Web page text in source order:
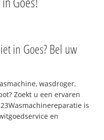
in Goes? Bel uw
wasdroger,
Zoekt u een ervaren
is
en